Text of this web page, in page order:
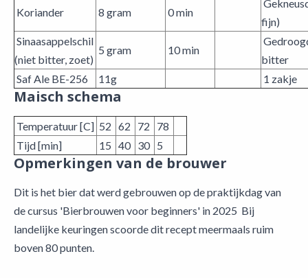
Koriander 8 gram 0 min
fijn)
Sinaasappelschil
(niet bitter, zoet)
5 gram 10 min
bitter
Saf Ale BE-256
11g 1 zakje
Maisch schema
Temperatuur [C] 52 62 72
78
Tijd [min]
15 40 30 5
Opmerkingen van de brouwer
Dit is het bier dat werd gebrouwen op de praktijkdag van
de cursus 'Bierbrouwen voor beginners' in 2025 Bij
landelijke keuringen scoorde dit recept meermaals ruim
boven 80 punten.